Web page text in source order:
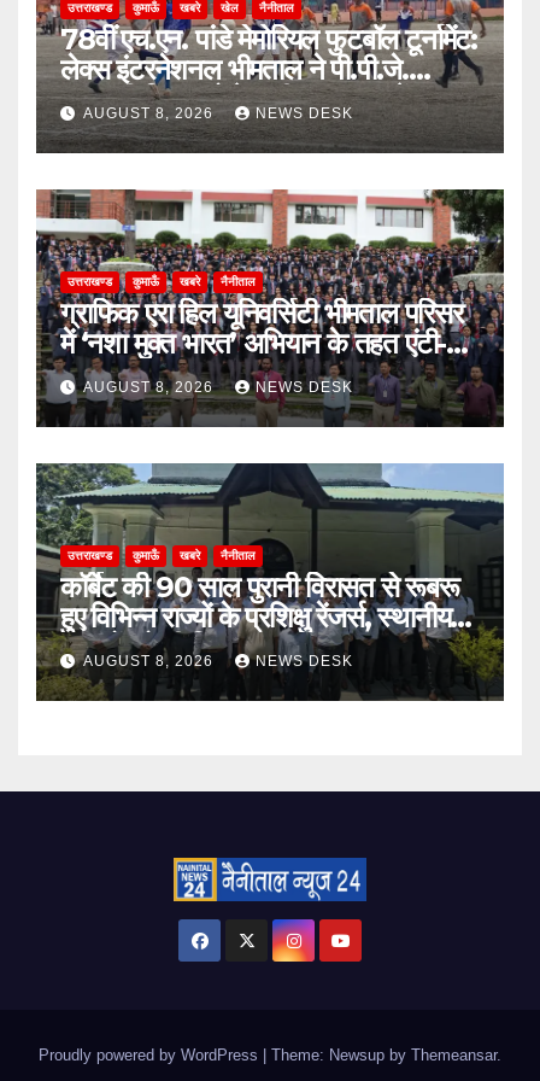
उत्तराखण्ड कुमाऊँ खबरे खेल नैनीताल
78वीं एच.एन. पांडे मेमोरियल फुटबॉल टूर्नामेंट:
लेक्स इंटरनेशनल भीमताल ने पी.पी.जे.
सरस्वती विहार को पेनल्टी शूटआउट में हराकर
सेमीफाइनल में बनाई जगह
AUGUST 8, 2026 NEWS DESK
उत्तराखण्ड कुमाऊँ खबरे नैनीताल
ग्राफिक एरा हिल यूनिवर्सिटी भीमताल परिसर
में ‘नशा मुक्त भारत’ अभियान के तहत एंटी-
ड्रग शपथ
AUGUST 8, 2026 NEWS DESK
उत्तराखण्ड कुमाऊँ खबरे नैनीताल
कॉर्बेट की 90 साल पुरानी विरासत से रूबरू
हुए विभिन्न राज्यों के प्रशिक्षु रेंजर्स, स्थानीय
उत्पादों को भी दिया बढ़ावा
AUGUST 8, 2026 NEWS DESK
Proudly powered by WordPress | Theme: Newsup by Themeansar.